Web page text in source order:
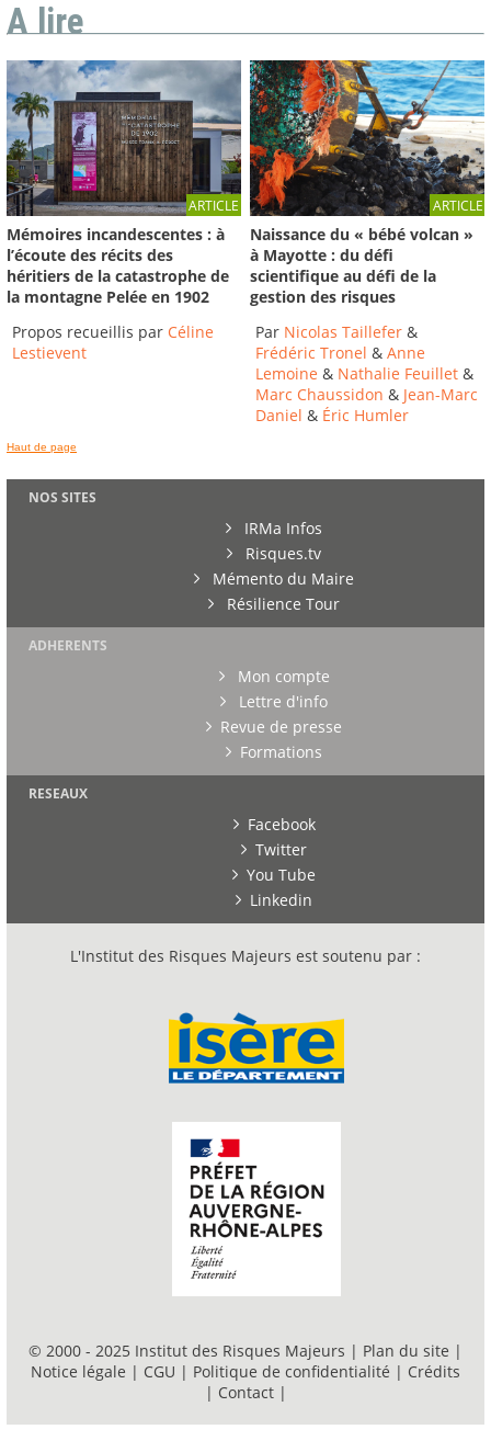
A lire
ARTICLE
Mémoires incandescentes : à
l’écoute des récits des
héritiers de la catastrophe de
la montagne Pelée en 1902
Propos recueillis par Céline
Lestievent
ARTICLE
Naissance du « bébé volcan »
à Mayotte : du défi
scientifique au défi de la
gestion des risques
Par Nicolas Taillefer &
Frédéric Tronel &Anne
Lemoine & Nathalie Feuillet &
Marc Chaussidon & Jean-Marc
Daniel & Éric Humler
Haut de page
NOS SITES
IRMa Infos
Risques.tv
Mémento du Maire
Résilience Tour
ADHERENTS
Mon compte
Lettre d'info
Revue de presse
Formations
RESEAUX
Facebook
Twitter
You Tube
Linkedin
L'Institut des Risques Majeurs est soutenu par :
© 2000 - 2025 Institut des Risques Majeurs | Plan du site |
Notice légale | CGU | Politique de confidentialité | Crédits
| Contact |